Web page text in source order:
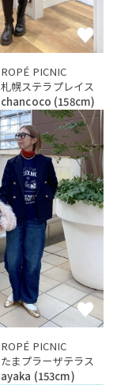
ROPÉ PICNIC
札幌ステラプレイス
chancoco (158cm)
ROPÉ PICNIC
たまプラーザテラス
ayaka (153cm)